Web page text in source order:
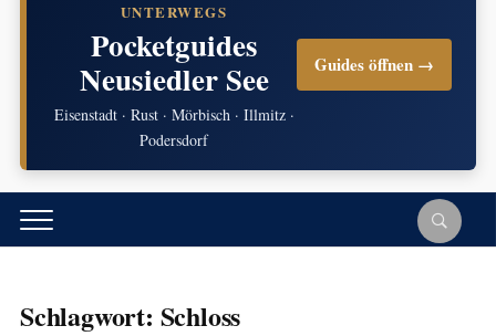
UNTERWEGS
Pocketguides
Neusiedler See
Eisenstadt · Rust · Mörbisch · Illmitz ·
Podersdorf
Guides öffnen →
Schlagwort: Schloss